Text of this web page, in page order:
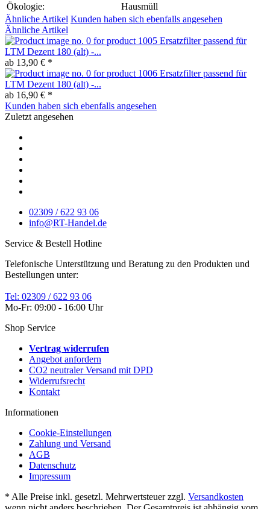
Ökologie:
Hausmüll
Ähnliche Artikel Kunden haben sich ebenfalls angesehen
Ähnliche Artikel
Ersatzfilter passend für
LTM Dezent 180 (alt) -...
ab 13,90 € *
Ersatzfilter passend für
LTM Dezent 180 (alt) -...
ab 16,90 € *
Kunden haben sich ebenfalls angesehen
Zuletzt angesehen
02309 / 622 93 06
info@RT-Handel.de
Service & Bestell Hotline
Telefonische Unterstützung und Beratung zu den Produkten und
Bestellungen unter:
Tel: 02309 / 622 93 06
Mo-Fr: 09:00 - 16:00 Uhr
Shop Service
Vertrag widerrufen
Angebot anfordern
CO2 neutraler Versand mit DPD
Widerrufsrecht
Kontakt
Informationen
Cookie-Einstellungen
Zahlung und Versand
AGB
Datenschutz
Impressum
* Alle Preise inkl. gesetzl. Mehrwertsteuer zzgl. Versandkosten